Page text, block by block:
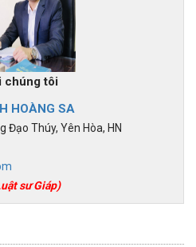
tôi
HOÀNG SA
Đạo Thúy, Yên Hòa, HN
sư Giáp)